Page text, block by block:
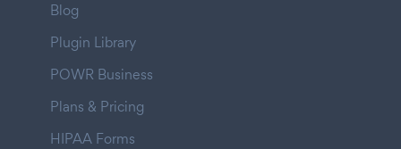
Blog
Plugin Library
POWR Business
Plans & Pricing
HIPAA Forms